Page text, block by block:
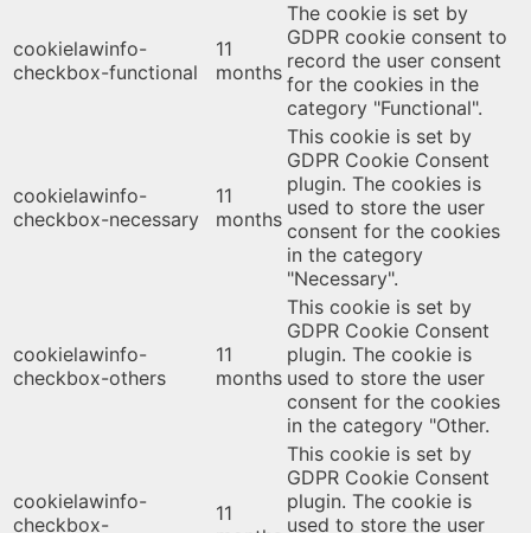
cookielawinfo-
checkbox-functional
11
months
The cookie is set by
GDPR cookie consent to
record the user consent
for the cookies in the
category "Functional".
cookielawinfo-
checkbox-necessary
11
months
This cookie is set by
GDPR Cookie Consent
plugin. The cookies is
used to store the user
consent for the cookies
in the category
"Necessary".
cookielawinfo-
checkbox-others
11
months
This cookie is set by
GDPR Cookie Consent
plugin. The cookie is
used to store the user
consent for the cookies
in the category "Other.
cookielawinfo-
checkbox-
11
This cookie is set by
GDPR Cookie Consent
plugin. The cookie is
used to store the user